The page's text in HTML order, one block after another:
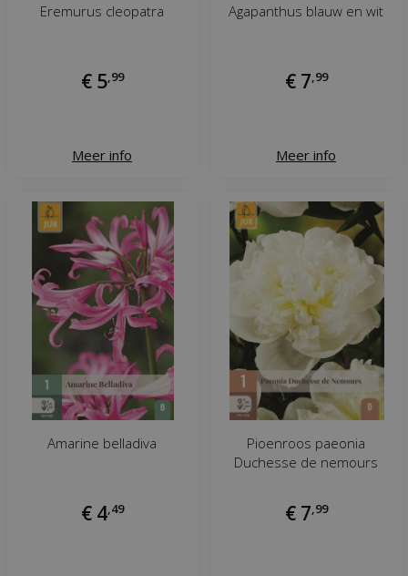
Eremurus cleopatra
€ 5 99
Meer info
Agapanthus blauw en wit
€ 7 99
Meer info
Amarine belladiva
€ 4 49
Pioenroos paeonia
Duchesse de nemours
€ 7 99